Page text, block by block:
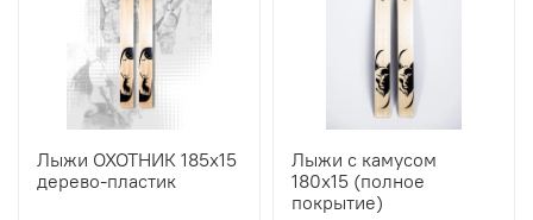
Лыжи ОХОТНИК 185х15
дерево-пластик
Лыжи с камусом
180х15 (полное
покрытие)